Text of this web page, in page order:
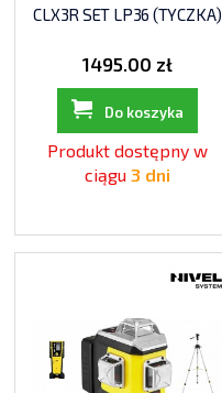
CLX3R SET LP36 (TYCZKA)
1495.00 zł
Do koszyka
Produkt dostępny w
ciągu3 dni